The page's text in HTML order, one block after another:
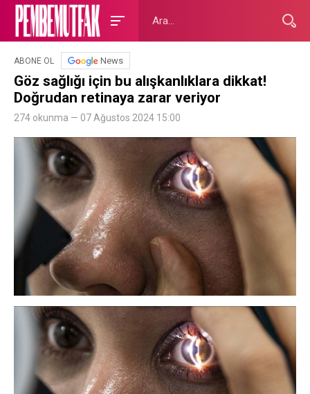
ABONE OL News
Göz sağlığı için bu alışkanlıklara dikkat!
Doğrudan retinaya zarar veriyor
274 okunma — 07 Ağustos 2024 15:00